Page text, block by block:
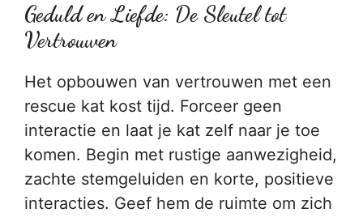
Geduld en Liefde: De Sleutel tot
Vertrouwen
Het opbouwen van vertrouwen met een
rescue kat kost tijd. Forceer geen
interactie en laat je kat zelf naar je toe
komen. Begin met rustige aanwezigheid,
zachte stemgeluiden en korte, positieve
interacties. Geef hem de ruimte om zich